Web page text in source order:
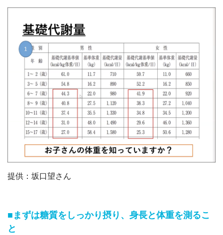
提供：坂口望さん
■まずは糖質をしっかり摂り、身長と体重を測るこ
と